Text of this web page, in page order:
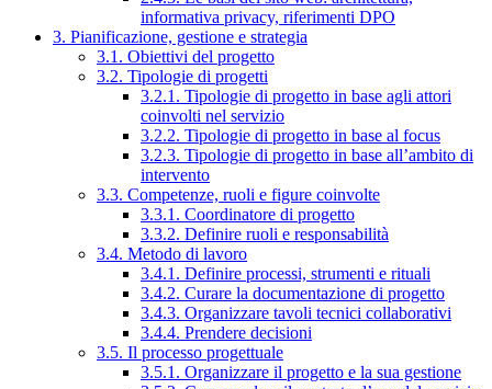
informativa privacy, riferimenti DPO
3. Pianificazione, gestione e strategia
3.1. Obiettivi del progetto
3.2. Tipologie di progetti
3.2.1. Tipologie di progetto in base agli attori
coinvolti nel servizio
3.2.2. Tipologie di progetto in base al focus
3.2.3. Tipologie di progetto in base all’ambito di
intervento
3.3. Competenze, ruoli e figure coinvolte
3.3.1. Coordinatore di progetto
3.3.2. Definire ruoli e responsabilità
3.4. Metodo di lavoro
3.4.1. Definire processi, strumenti e rituali
3.4.2. Curare la documentazione di progetto
3.4.3. Organizzare tavoli tecnici collaborativi
3.4.4. Prendere decisioni
3.5. Il processo progettuale
3.5.1. Organizzare il progetto e la sua gestione